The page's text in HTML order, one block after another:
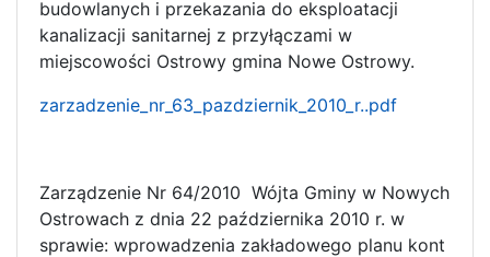
budowlanych i przekazania do eksploatacji
kanalizacji sanitarnej z przyłączami w
miejscowości Ostrowy gmina Nowe Ostrowy.
zarzadzenie_nr_63_pazdziernik_2010_r..pdf
Zarządzenie Nr 64/2010 Wójta Gminy w Nowych
Ostrowach z dnia 22 października 2010 r. w
sprawie: wprowadzenia zakładowego planu kont